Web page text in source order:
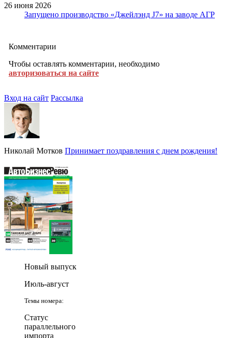
26 июня 2026
Запущено производство «Джейлэнд J7» на заводе АГР
Комментарии
Чтобы оставлять комментарии, необходимо
авторизоваться на сайте
Вход на сайт Рассылка
Николай Мотков Принимает поздравления с днем рождения!
Новый выпуск
Июль-август
Темы номера:
Статус
параллельного
импорта